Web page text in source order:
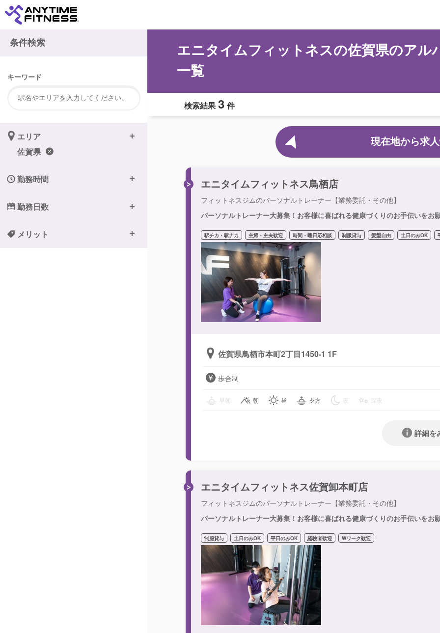
エニタイムフィットネスの佐賀県のアル
一覧
検索結果 3 件
現在地から求
エニタイムフィットネス鳥栖店
フィットネスジムのパーソナルトレーナー【業務委託・その他】
パーソナルトレーナー大募集！お客様に喜ばれる健康づくりのお手伝いをお
駅チカ・駅ナカ 主婦・主夫歓迎 時間・曜日応相談 制服貸与 髪型自由 土日のみOK
佐賀県鳥栖市本町2丁目1450-1 1F
歩合制
早朝 朝 昼 夕方 夜 深夜
詳細を
エニタイムフィットネス佐賀卸本町店
フィットネスジムのパーソナルトレーナー【業務委託・その他】
パーソナルトレーナー大募集！お客様に喜ばれる健康づくりのお手伝いをお
制服貸与 土日のみOK 平日のみOK 経験者歓迎 Wワーク歓迎
条件検索
キーワード
エリア
佐賀県
勤務時間
勤務日数
メリット